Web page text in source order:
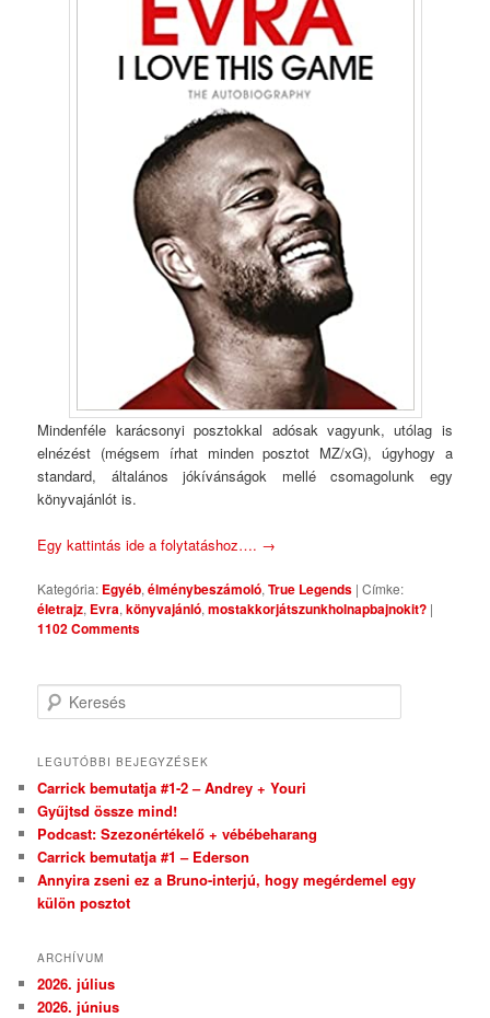
Mindenféle karácsonyi posztokkal adósak vagyunk, utólag is
elnézést (mégsem írhat minden posztot MZ/xG), úgyhogy a
standard, általános jókívánságok mellé csomagolunk egy
könyvajánlót is.
Egy kattintás ide a folytatáshoz…. →
Kategória: Egyéb,élménybeszámoló,True Legends |Címke:
életrajz, Evra,könyvajánló,mostakkorjátszunkholnapbajnokit? |
1102 Comments
Keresés
LEGUTÓBBI BEJEGYZÉSEK
Carrick bemutatja #1-2 – Andrey + Youri
Gyűjtsd össze mind!
Podcast: Szezonértékelő + vébébeharang
Carrick bemutatja #1 – Ederson
Annyira zseni ez a Bruno-interjú, hogy megérdemel egy
külön posztot
ARCHÍVUM
2026. július
2026. június